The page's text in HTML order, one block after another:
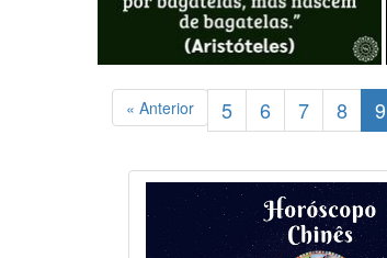
« Anterior 5 6 7 8 9